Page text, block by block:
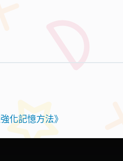
化記憶方法》